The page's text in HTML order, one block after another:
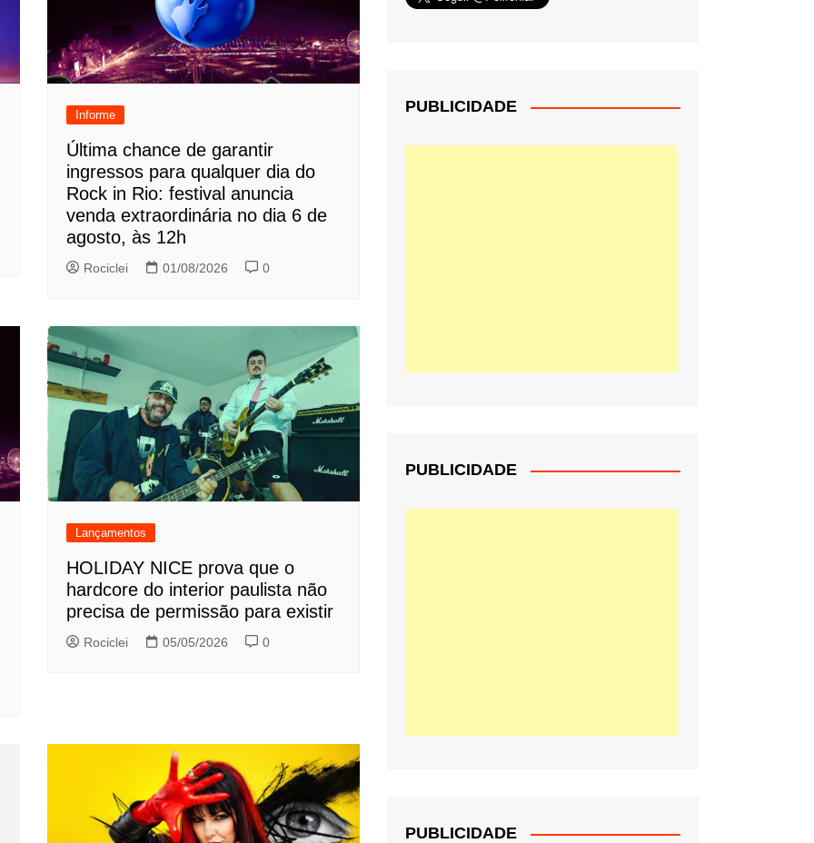
Informe
Última chance de garantir
ingressos para qualquer dia do
Rock in Rio: festival anuncia
venda extraordinária no dia 6 de
agosto, às 12h
Rociclei 01/08/2026 0
Lançamentos
HOLIDAY NICE prova que o
hardcore do interior paulista não
precisa de permissão para existir
Rociclei 05/05/2026 0
PUBLICIDADE
PUBLICIDADE
PUBLICIDADE